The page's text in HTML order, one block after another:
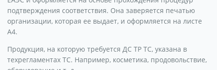
подтверждения соответствия. Она заверяется печатью
организации, которая ее выдает, и оформляется на листе
А4.
Продукция, на которую требуется ДС ТР ТС, указана в
техрегламентах ТС. Например, косметика, продовольствие,